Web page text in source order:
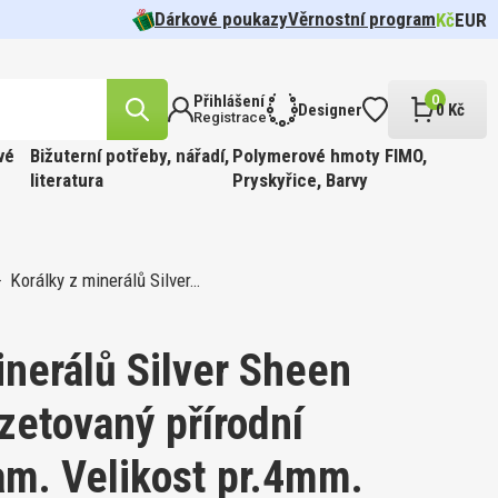
Dárkové poukazyVěrnostní programKčEUR
Přihlášení
Registrace Designer 00 Kč
3mm
pr.
Bižuterní potřeby, nářadí,
literatura
Polymerové hmoty FIMO,
Pryskyřice, Barvy
Korálky z minerálů Silver…
Silver Sheen
přírodní
Velikost pr.4mm.